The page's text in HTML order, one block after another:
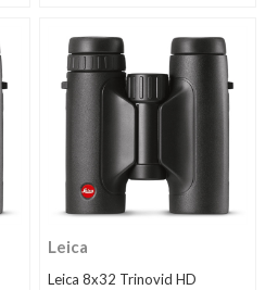
Leica
Leica 8x32 Trinovid HD